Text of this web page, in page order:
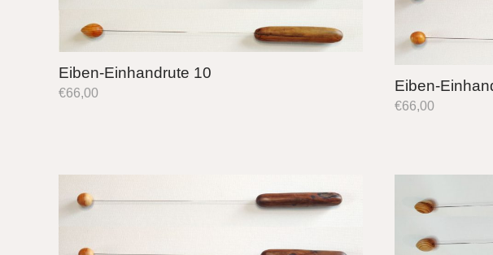
Eiben-Einhandrute 10
€66,00 Eiben-
€66,00